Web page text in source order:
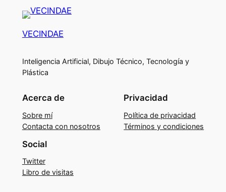
VECINDAE
Inteligencia Artificial, Dibujo Técnico, Tecnología y
Plástica
Acerca de
Sobre mí
Contacta con nosotros
Privacidad
Política de privacidad
Términos y condiciones
Social
Twitter
Libro de visitas